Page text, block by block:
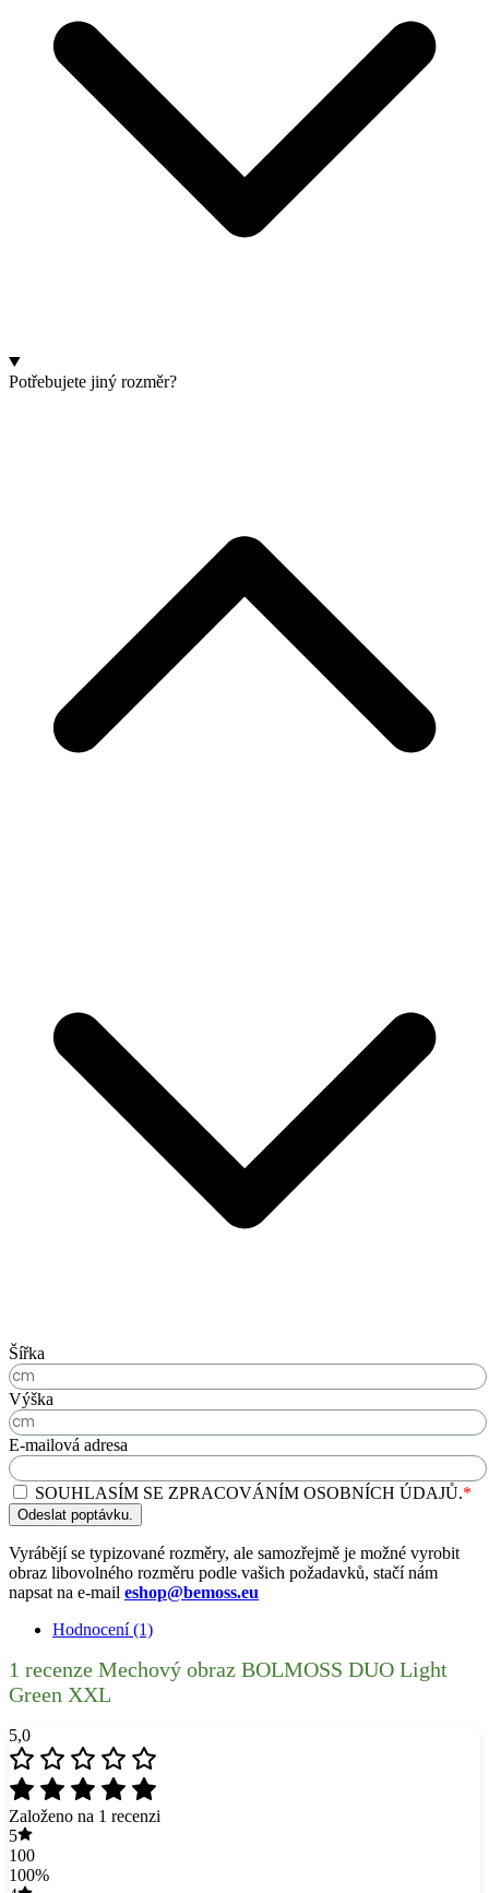
Potřebujete jiný rozměr?
Šířka
Výška
E-mailová adresa
SOUHLASÍM SE ZPRACOVÁNÍM OSOBNÍCH ÚDAJŮ.*
Odeslat poptávku.
Vyrábějí se typizované rozměry, ale samozřejmě je možné vyrobit
obraz libovolného rozměru podle vašich požadavků, stačí nám
napsat na e-mail eshop@bemoss.eu
Hodnocení (1)
1 recenze Mechový obraz BOLMOSS DUO Light
Green XXL
5,0
Založeno na 1 recenzi
5
100
100%